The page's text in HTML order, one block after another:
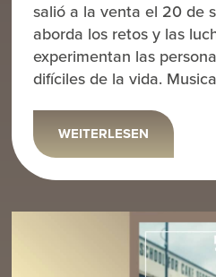
salió a la venta el 20 de
aborda los retos y las
experimentan las
difíciles de la vida.
WEITERLESEN